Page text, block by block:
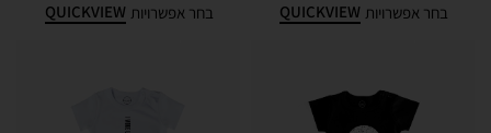
בחר אפשרויות QUICKVIEW בחר אפשרויות QUICKVIEW